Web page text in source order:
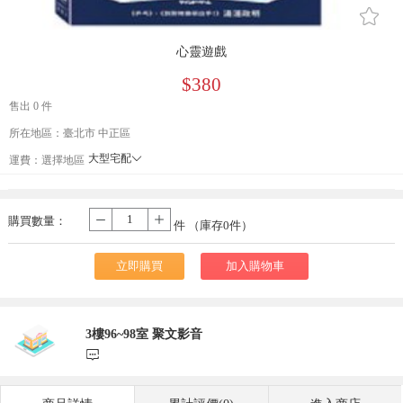
󰄔
心靈遊戲
$380
售出 0 件
所在地區：臺北市 中正區
運費： 選擇地區 大型宅配󰄘
購買數量：
- 件 （庫存0件）
立即購買 加入購物車
3樓96~98室 聚文影音
󰃨